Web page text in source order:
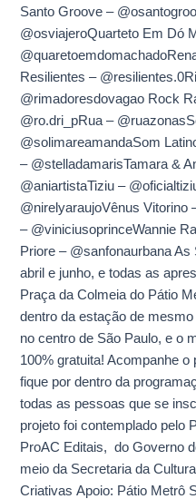
Santo Groove –
@osviajeroQuarteto Em Dó
Resilientes –
@rimadoresdovagao Rock
@ro.dri_pRua –
@solimareamandaSom
– @stelladamarisTamara &
@aniartistaTiziu –
@nirelyaraujoVênus Vitorino
– @viniciusoprinceWannie
Priore – @sanfonaurbana
abril e junho, e todas as
Praça da Colmeia do Pátio
dentro da estação de
no centro de São Paulo, e o
100% gratuita! Acompanhe
fique por dentro da
todas as pessoas que se
projeto foi contemplado pelo
ProAC Editais, do Governo
meio da Secretaria da
Criativas Apoio: Pátio Metrô